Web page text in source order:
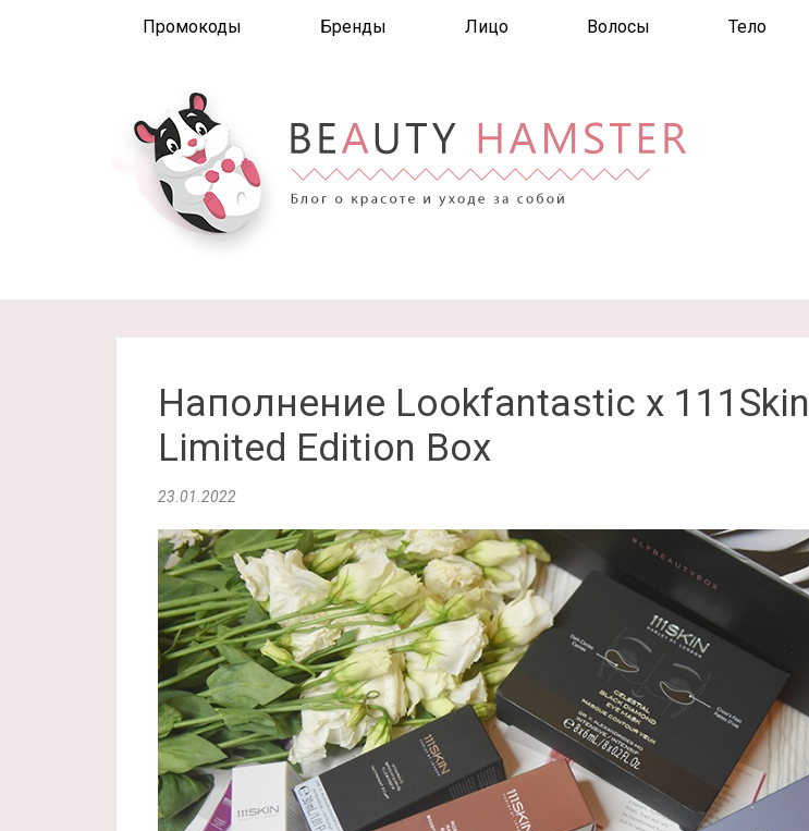
Промокоды Бренды Лицо Волосы Тело
Наполнение Lookfantastic x 111Skin
Limited Edition Box
23.01.2022